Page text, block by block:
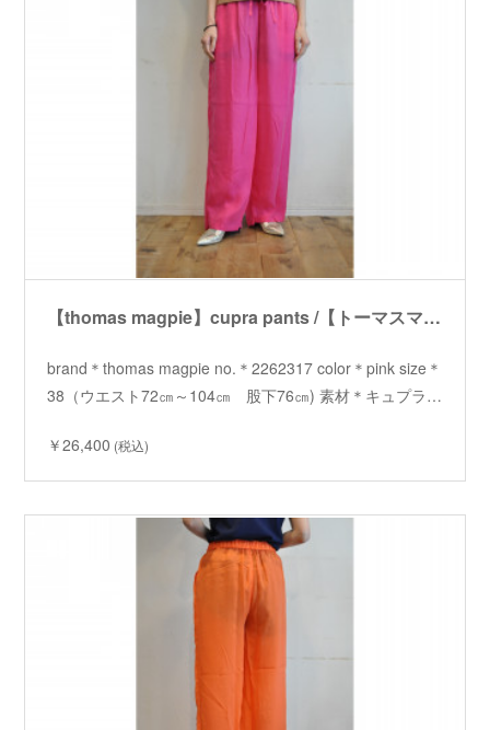
【thomas magpie】cupra pants /【トーマスマグパイ】キュプラパンツ
brand＊thomas magpie no.＊2262317 color＊pink size＊
38（ウエスト72㎝～104㎝ 股下76㎝) 素材＊キュプラ…
￥26,400 (税込)